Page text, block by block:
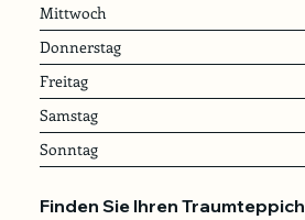
Mittwoch
Donnerstag
Freitag
Samstag
Sonntag
Finden Sie Ihren Traumteppich